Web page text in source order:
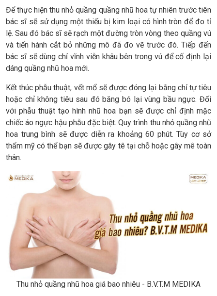
Để thực hiện thu nhỏ quầng quầng nhũ hoa tự nhiên trước tiên
bác sĩ sẽ sử dụng một thiếu bị kim loại có hình tròn để đo tỉ
lệ. Sau đó bác sĩ sẽ rạch một đường tròn vòng theo quầng vú
và tiến hành cắt bỏ những mô đã đo vẽ trước đó. Tiếp đến
bác sĩ sẽ dùng chỉ vĩnh viễn khâu bên trong vú để cố định lại
dáng quầng nhũ hoa mới.
Kết thúc phẫu thuật, vết mổ sẽ được đóng lại bằng chỉ tự tiêu
hoặc chỉ không tiêu sau đó băng bó lại vùng bầu ngực. Đối
với phẫu thuật tạo hình nhũ hoa bạn sẽ được chỉ định mặc
chiếc áo ngực hậu phẫu đặc biệt. Quy trình thu nhỏ quầng nhũ
hoa trung bình sẽ được diễn ra khoảng 60 phút. Tùy cơ sở
thẩm mỹ có thể bạn sẽ được gây tê tại chỗ hoặc gây mê toàn
thân.
Thu nhỏ quầng nhũ hoa giá bao nhiêu - B.V.T.M MEDIKA